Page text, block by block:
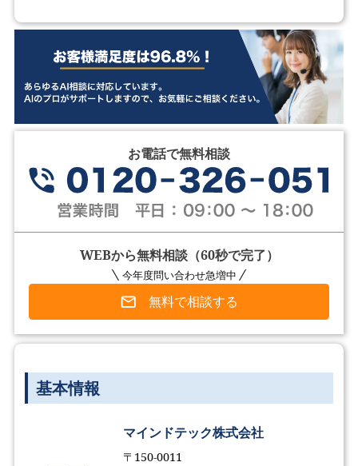
お電話で無料相談
WEBから無料相談（60秒で完了）
今年度問い合わせ急増中
無料で相談する
基本情報
マインドテック株式会社
〒150-0011